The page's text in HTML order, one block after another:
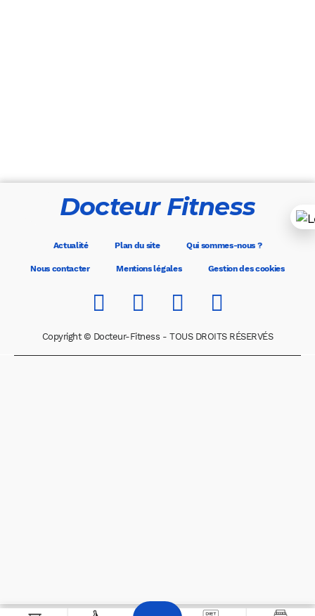
Docteur Fitness
Actualité Plan du site Qui sommes-nous ?
Nous contacter Mentions légales Gestion des cookies
Copyright © Docteur-Fitness - TOUS DROITS RÉSERVÉS